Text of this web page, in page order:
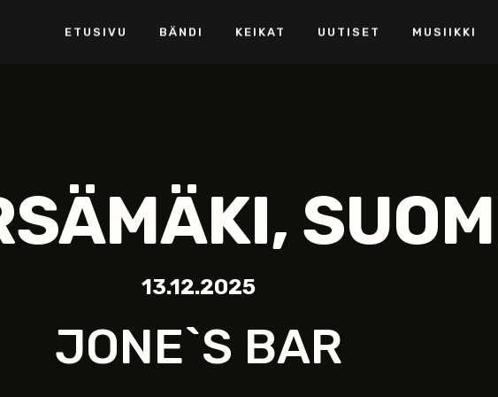
ETUSIVU BÄNDI KEIKAT UUTISET MUSIIKKI
13.12.2025
JONE`S BAR